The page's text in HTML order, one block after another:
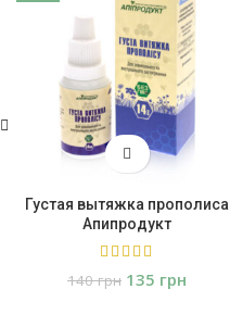
Густая вытяжка прополиса
Апипродукт
140грн 135 грн